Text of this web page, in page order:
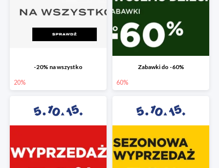
-20% na wszystko
20%
Zabawki do -60%
60%